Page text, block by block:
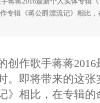
专辑《蒋公爵漂流记》相比
作歌手蒋蒋2016
。即将带来的这
》相比，在专辑